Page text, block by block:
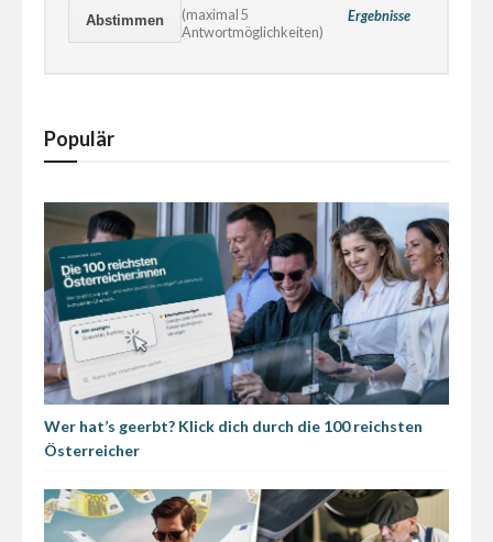
Ergebnisse
(maximal 5
Antwortmöglichkeiten)
Populär
Wer hat’s geerbt? Klick dich durch die 100 reichsten
Österreicher